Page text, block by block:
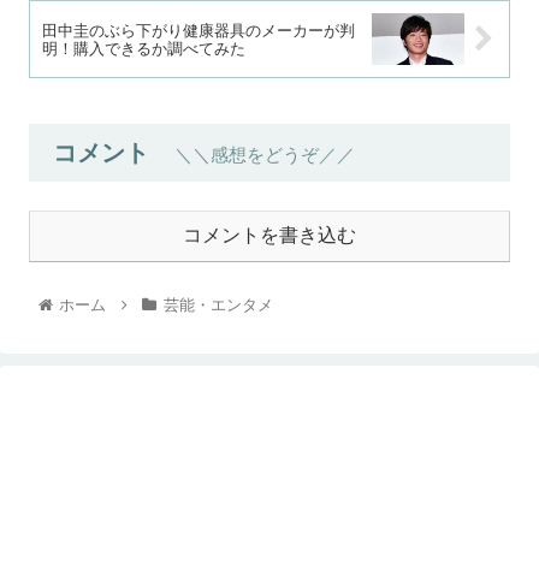
田中圭のぶら下がり健康器具のメーカーが判
明！購入できるか調べてみた
コメント ＼＼感想をどうぞ／／
コメントを書き込む
ホーム 芸能・エンタメ